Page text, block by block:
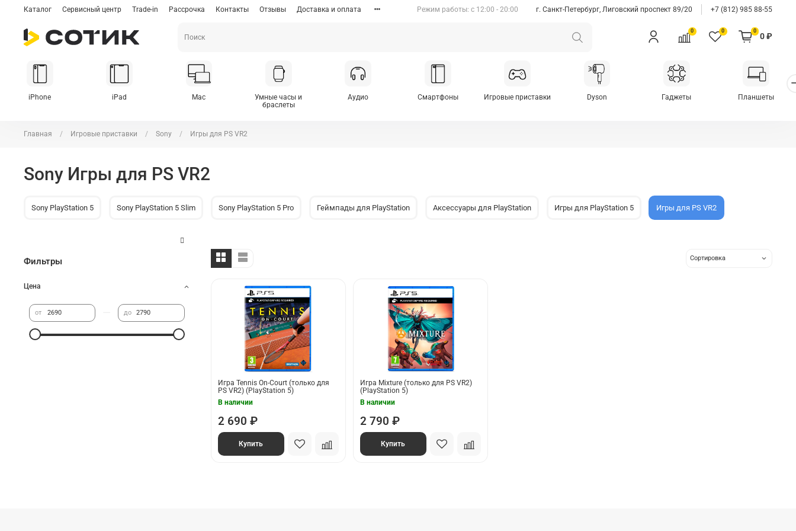
Каталог Сервисный центр Trade-in Рассрочка Контакты Отзывы Доставка и оплата Режим работы: c 12:00 - 20:00 г. Санкт-Петербург, Лиговский проспект 89/20 +7 (812) 985 88-55
0 0 0
0 ₽
iPhone iPad Mac
Умные часы и
браслеты
Аудио Смартфоны Игровые приставки Dyson Гаджеты Планшеты
Главная Игровые приставки Sony Игры для PS VR2
Sony Игры для PS VR2
Sony PlayStation 5 Sony PlayStation 5 Slim Sony PlayStation 5 Pro Геймпады для PlayStation Аксессуары для PlayStation Игры для PlayStation 5 Игры для PS VR2
Игра Tennis On-Court (только для
PS VR2) (PlayStation 5)
В наличии
2 690 ₽
Купить
Игра Mixture (только для PS VR2)
(PlayStation 5)
В наличии
2 790 ₽
Купить
Фильтры
Цена
от до